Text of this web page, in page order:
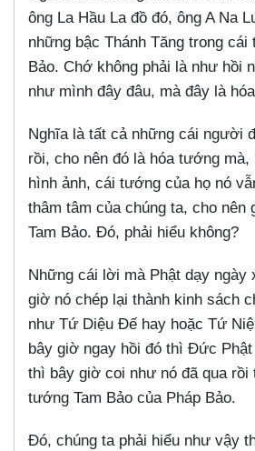
ông La Hầu La đồ đó, ông A Na
những bậc Thánh Tăng trong cái
Bảo. Chớ không phải là như hồi
như mình đây đâu, mà đây là
Nghĩa là tất cả những cái người
rồi, cho nên đó là hóa tướng mà,
hình ảnh, cái tướng của họ nó
thâm tâm của chúng ta, cho nên
Tam Bảo. Đó, phải hiểu không?
Những cái lời mà Phật dạy ngày
giờ nó chép lại thành kinh sách
như Tứ Diệu Đế hay hoặc Tứ
bây giờ ngay hồi đó thì Đức
thì bây giờ coi như nó đã qua rồi
tướng Tam Bảo của Pháp Bảo.
Đó, chúng ta phải hiểu như vậy